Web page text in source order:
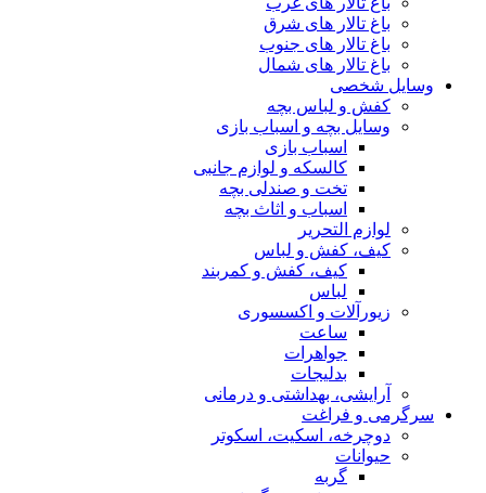
باغ تالار های شرق
باغ تالار های جنوب
باغ تالار های شمال
وسایل شخصی
کفش و لباس بچه
وسایل بچه و اسباب بازی
اسباب بازی
کالسکه و لوازم جانبی
تخت و صندلی بچه
اسباب و اثاث بچه
لوازم التحریر
کیف، کفش و لباس
کیف، کفش و کمربند
لباس
زیورآلات و اکسسوری
ساعت
جواهرات
بدلیجات
آرایشی، بهداشتی و درمانی
سرگرمی و فراغت
دوچرخه، اسکیت، اسکوتر
حیوانات
گربه